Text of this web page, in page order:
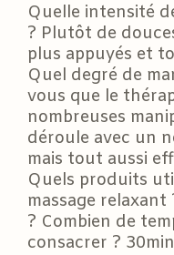
Quelle intensité
? Plutôt de
plus appuyés et
Quel degré de
vous que le
nombreuses
déroule avec un
mais tout aussi
Quels produits
massage relaxant
? Combien de
consacrer ?